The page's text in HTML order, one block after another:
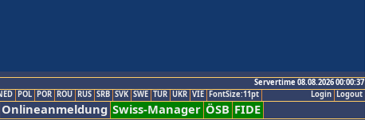
Servertime 08.08.2026 00:00:37
Logout
Login
POL POR ROU RUS SRB SVK SWE TUR UKR VIE FontSize:11pt
Onlineanmeldung Swiss-Manager ÖSB FIDE